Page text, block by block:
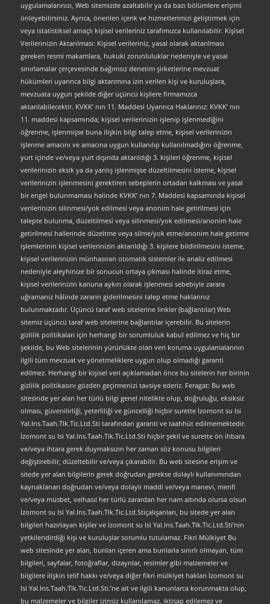
uygulamalarınızı, Web sitemizde azaltabilir ya da bazı bölümlere erişimi
önleyebilirsiniz. Ayrıca, önerilen içerik ve hizmetlerimizi geliştirmek için
veya istatistiksel amaçlı kişisel verileriniz tarafımızca kullanılabilir. Kişisel
Verilerinizin Aktarılması: Kişisel verileriniz, yasal olarak aktarılması
gereken resmi makamlara, hukuki zorunluluklar nedeniyle ve yasal
sınırlamalar çerçevesinde bağımsız denetim şirketlerine mevzuat
hükümleri uyarınca bilgi aktarımına izin verilen kişi ve kuruluşlara,
mevzuata uygun şekilde diğer üçüncü kişilere firmamızca
aktarılabilecektir. KVKK’ nın 11. Maddesi Uyarınca Haklarınız: KVKK’ nın
11. maddesi kapsamında; kişisel verilerinizin işlenip işlenmediğini
öğrenme, işlenmişse buna ilişkin bilgi talep etme, kişisel verilerinizin
işlenme amacını ve amacına uygun kullanılıp kullanılmadığını öğrenme,
yurt içinde ve/veya yurt dışında aktarıldığı 3. kişileri öğrenme, kişisel
verilerinizin eksik ya da yanlış işlenmişse düzeltilmesini isteme, kişisel
verilerinizin işlenmesini gerektiren sebeplerin ortadan kalkması ve yasal
bir engel bulunmaması halinde KVKK’ nın 7. Maddesi kapsamında kişisel
verilerinizin silinmesi/yok edilmesi veya anonim hale getirilmesi için
talepte bulunma, düzeltilmesi veya silinmesi/yok edilmesi/anonim hale
getirilmesi hallerinde düzeltme veya silme/yok etme/anonim hale getirme
işlemlerinin kişisel verilerinizin aktarıldığı 3. kişilere bildirilmesini isteme,
kişisel verilerinizin münhasıran otomatik sistemler ile analiz edilmesi
nedeniyle aleyhinize bir sonucun ortaya çıkması halinde itiraz etme,
kişisel verilerinizin kanuna aykırı olarak işlenmesi sebebiyle zarara
uğramanız hâlinde zararın giderilmesini talep etme haklarınız
bulunmaktadır. Üçüncü taraf web sitelerine linkler (bağlantılar) Web
sitemiz üçüncü taraf web sitelerine bağlantılar içerebilir. Bu sitelerin
gizlilik politikaları için herhangi bir sorumluluk kabul edilmez ve hiç bir
şekilde, bu Web sitelerinin yürürlükte olan veri koruma uygulamalarının
ilgili tüm mevzuat ve yönetmeliklere uygun olup olmadığı garanti
edilmez. Herhangi bir kişisel veri açıklamadan önce bu sitelerin her birinin
gizlilik politikasını gözden geçirmenizi tavsiye ederiz. Feragat: Bu web
sitesinde yer alan her türlü bilgi genel nitelikte olup, doğruluğu, eksiksiz
olması, güvenilirliği, yeterliliği ve güncelliği hiçbir surette İzomont su Isi
Yal.Ins.Taah.Tlk.Tic.Ltd.Sti tarafından garanti ve taahhüt edilmemektedir.
İzomont su Isi Yal.Ins.Taah.Tlk.Tic.Ltd.Sti hiçbir şekil ve surette ön ihbara
ve/veya ihtara gerek duymaksızın her zaman söz konusu bilgileri
değiştirebilir, düzeltebilir ve/veya çıkarabilir. Bu web sitesine erişim ve
sitede yer alan bilgilerin gerek doğrudan gerekse dolaylı kullanımından
kaynaklanan doğrudan ve/veya dolaylı maddi ve/veya manevi, menfi
ve/veya müsbet, velhasıl her türlü zarardan her nam altında olursa olsun
İzomont su Isi Yal.Ins.Taah.Tlk.Tic.Ltd.Stiçalışanları, bu sitede yer alan
bilgileri hazırlayan kişiler ve İzomont su Isi Yal.Ins.Taah.Tlk.Tic.Ltd.Sti’nin
yetkilendirdiği kişi ve kuruluşlar sorumlu tutulamaz. Fikri Mülkiyet Bu
web sitesinde yer alan, bunları içeren ama bunlarla sınırlı olmayan, tüm
bilgileri, sayfalar, fotoğraflar, dizaynlar, resimler gibi malzemeler ve
bilgilere ilişkin telif hakkı ve/veya diğer fikri mülkiyet hakları İzomont su
Isi Yal.Ins.Taah.Tlk.Tic.Ltd.Sti.’ne ait ve ilgili kanunlarca korunmakta olup,
bu malzemeler ve bilgiler izinsiz kullanılamaz, iktisap edilemez ve